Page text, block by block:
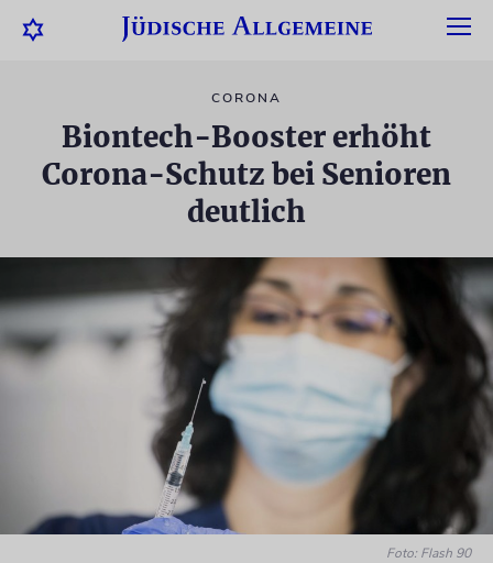
CORONA
Biontech-Booster erhöht
Corona-Schutz bei Senioren
deutlich
Foto: Flash 90